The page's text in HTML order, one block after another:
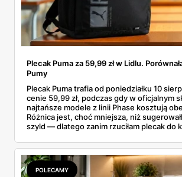
Plecak Puma za 59,99 zł w Lidlu.
Pumy
Plecak Puma trafia od poniedziałku 10
cenie 59,99 zł, podczas gdy w oficjalnym
najtańsze modele z linii Phase kosztują
Różnica jest, choć mniejsza, niż
szyld — dlatego zanim rzuciłam plecak do
rozpiska: co dokładnie sprzedaje Lidl, ile
odpowiedniki u producenta i komu ten
się opłaci.
POLECAMY